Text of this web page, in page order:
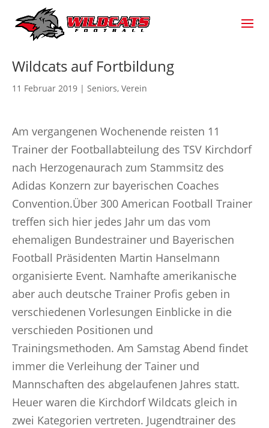
Wildcats auf Fortbildung
11 Februar 2019 | Seniors, Verein
Am vergangenen Wochenende reisten 11
Trainer der Footballabteilung des TSV Kirchdorf
nach Herzogenaurach zum Stammsitz des
Adidas Konzern zur bayerischen Coaches
Convention.Über 300 American Football Trainer
treffen sich hier jedes Jahr um das vom
ehemaligen Bundestrainer und Bayerischen
Football Präsidenten Martin Hanselmann
organisierte Event. Namhafte amerikanische
aber auch deutsche Trainer Profis geben in
verschiedenen Vorlesungen Einblicke in die
verschieden Positionen und
Trainingsmethoden. Am Samstag Abend findet
immer die Verleihung der Tainer und
Mannschaften des abgelaufenen Jahres statt.
Heuer waren die Kirchdorf Wildcats gleich in
zwei Kategorien vertreten. Jugendtrainer des